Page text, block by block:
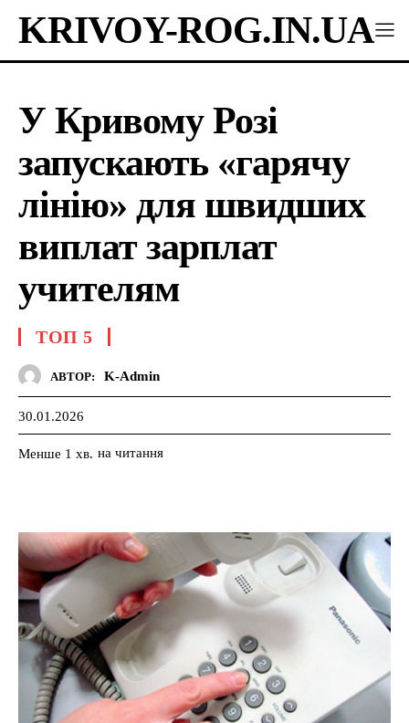
KRIVOY-ROG.IN.UA
У Кривому Розі
запускають «гарячу
лінію» для швидших
виплат зарплат
учителям
ТОП 5
АВТОР: K-Admin
30.01.2026
Менше 1 хв. на читання